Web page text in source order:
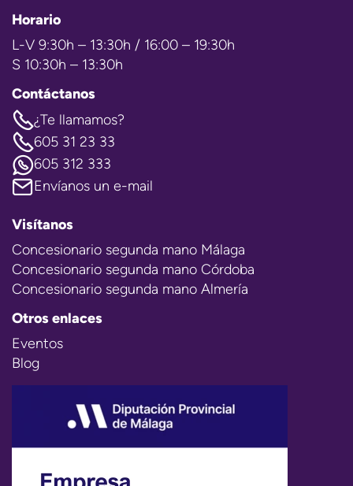
Horario
L-V 9:30h – 13:30h / 16:00 – 19:30h
S 10:30h – 13:30h
Contáctanos
¿Te llamamos?
605 31 23 33
605 312 333
Envíanos un e-mail
Visítanos
Concesionario segunda mano Málaga
Concesionario segunda mano Córdoba
Concesionario segunda mano Almería
Otros enlaces
Eventos
Blog